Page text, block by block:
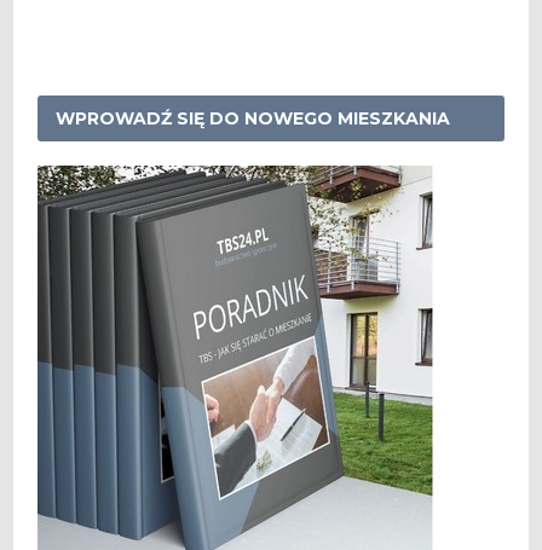
WPROWADŹ SIĘ DO NOWEGO MIESZKANIA